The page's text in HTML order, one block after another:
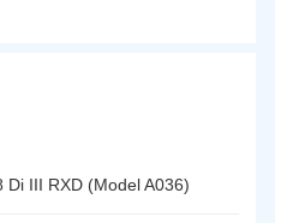
III RXD (Model A036)